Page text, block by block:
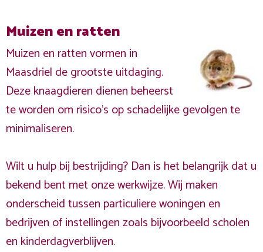
Muizen en ratten
Muizen en ratten vormen in
Maasdriel de grootste uitdaging.
Deze knaagdieren dienen beheerst
te worden om risico's op schadelijke gevolgen te
minimaliseren.
Wilt u hulp bij bestrijding? Dan is het belangrijk dat u
bekend bent met onze werkwijze. Wij maken
onderscheid tussen particuliere woningen en
bedrijven of instellingen zoals bijvoorbeeld scholen
en kinderdagverblijven.